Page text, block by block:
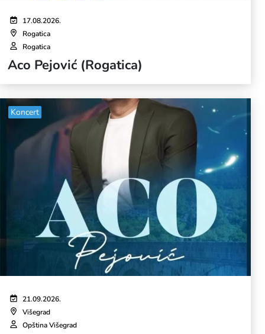
17.08.2026.
Rogatica
Rogatica
Aco Pejović (Rogatica)
Koncert
21.09.2026.
Višegrad
Opština Višegrad